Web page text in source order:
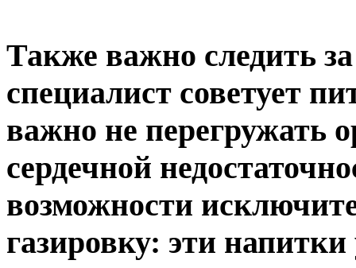
Также важно следить
специалист советует
важно не перегружать
сердечной
возможности
газировку: эти